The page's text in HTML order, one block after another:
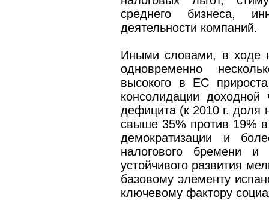
среднего бизнеса,
деятельности компаний.
Иными словами, в ходе
одновременно
высокого в ЕС
консолидации
дефицита (к 2010 г. доля
свыше 35% против 19% в
демократизации и
налогового бремени и
устойчивого развития
базовому элементу
ключевому фактору